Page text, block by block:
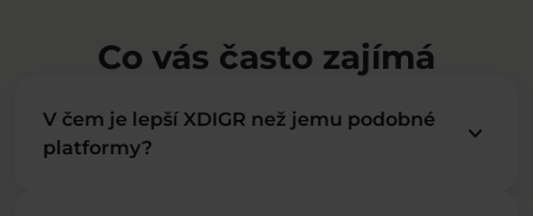
Co vás často zajímá
V čem je lepší XDIGR než jemu podobné
platformy?
keyboard_arrow_down